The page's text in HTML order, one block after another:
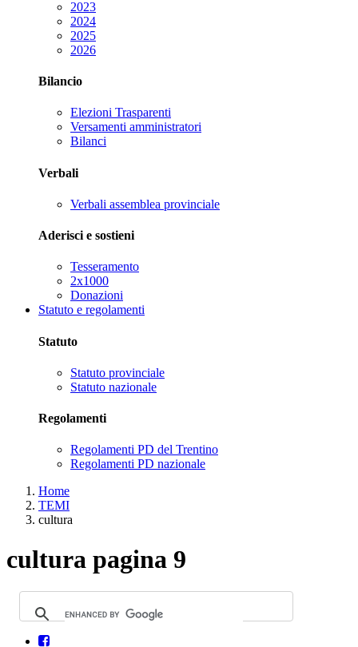
2023
2024
2025
2026
Bilancio
Elezioni Trasparenti
Versamenti amministratori
Bilanci
Verbali
Verbali assemblea provinciale
Aderisci e sostieni
Tesseramento
2x1000
Donazioni
Statuto e regolamenti
Statuto
Statuto provinciale
Statuto nazionale
Regolamenti
Regolamenti PD del Trentino
Regolamenti PD nazionale
Home
TEMI
cultura
cultura pagina 9